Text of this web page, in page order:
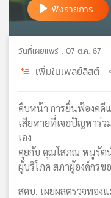
ฟังรายการ
วันที่เผยแพร่ : 07 ต.ค. 67
เพิ่มในเพลย์ลิสต์
คืบหน้า การยื่นฟ้องคดี
เสียหายที่เจอปัญหาร่
เอง
คุยกับ คุณโสภณ หนูรัต
ผู้บริโภค สภาผู้องค์กรข
สคบ. เผยผลตรวจทอ